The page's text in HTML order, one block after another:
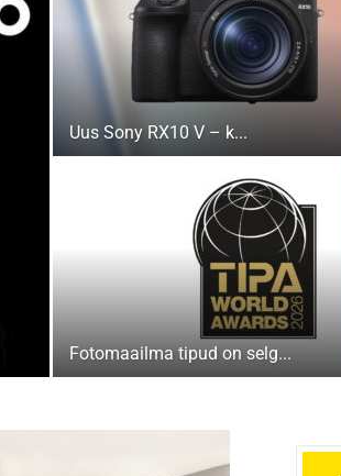
Uus Sony RX10 V – k...
Fotomaailma tipud on selg...